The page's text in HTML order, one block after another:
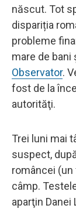
născut. Tot
dispariția
probleme
mare de bani
Observator.
fost de la
autorităţi.
Trei luni mai
suspect,
româncei
câmp.
aparţin Danei